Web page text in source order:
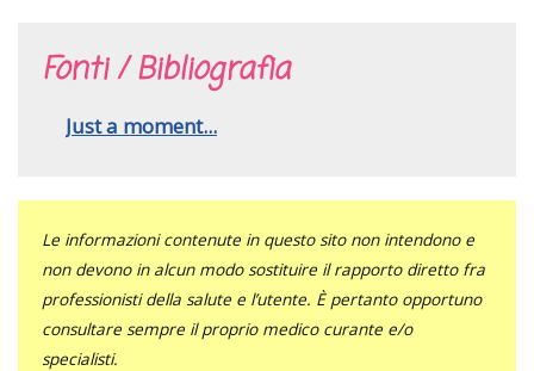
Fonti / Bibliografia
Just a moment...
Le informazioni contenute in questo sito non intendono e
non devono in alcun modo sostituire il rapporto diretto fra
professionisti della salute e l’utente. È pertanto opportuno
consultare sempre il proprio medico curante e/o
specialisti.